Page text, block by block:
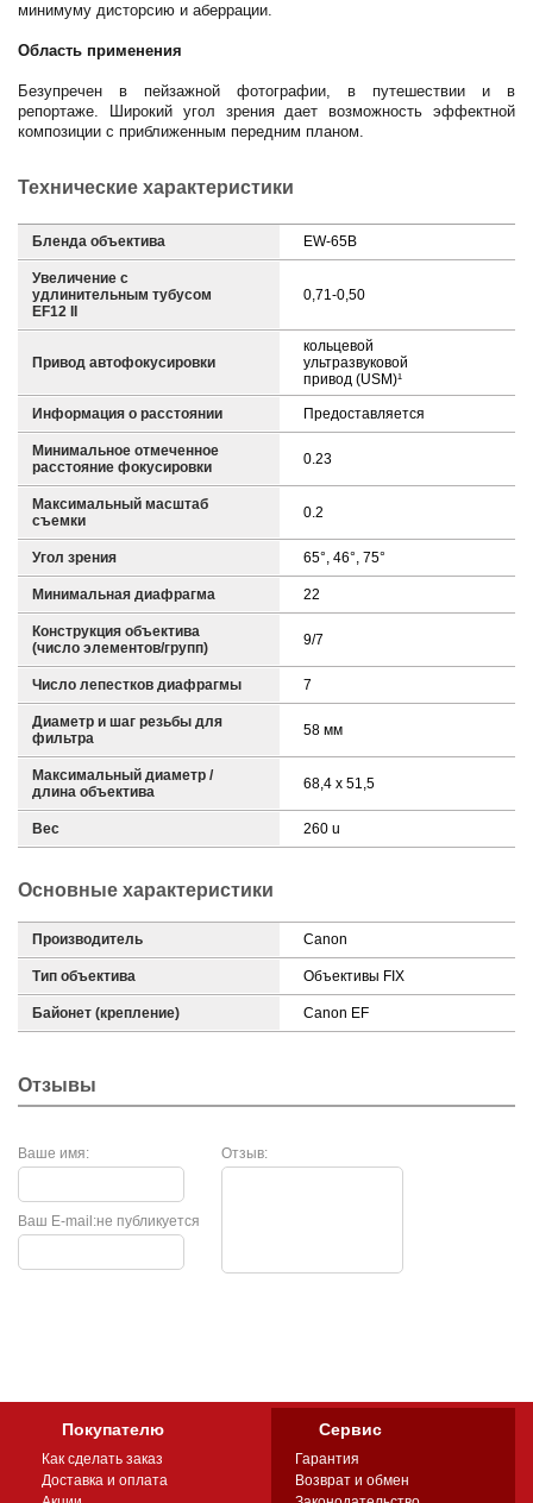
минимуму дисторсию и аберрации.
Область применения
Безупречен в пейзажной фотографии, в путешествии и в
репортаже. Широкий угол зрения дает возможность эффектной
композиции с приближенным передним планом.
Технические характеристики
Бленда объектива EW-65B
Увеличение с
удлинительным тубусом
EF12 II
0,71-0,50
Привод автофокусировки
кольцевой
ультразвуковой
привод (USM)¹
Информация о расстоянии Предоставляется
Минимальное отмеченное
расстояние фокусировки
0.23
Максимальный масштаб
съемки
0.2
Угол зрения 65°, 46°, 75°
Минимальная диафрагма 22
Конструкция объектива
(число элементов/групп)
9/7
Число лепестков диафрагмы 7
Диаметр и шаг резьбы для
фильтра
58 мм
Максимальный диаметр /
длина объектива
68,4 x 51,5
Вес 260 u
Основные характеристики
Производитель Canon
Тип объектива Объективы FIX
Байонет (крепление) Canon EF
Отзывы
Ваше имя: Отзыв:
не публикуется
Ваш E-mail:
Покупателю
Как сделать заказ
Доставка и оплата
Сервис
Гарантия
Возврат и обмен